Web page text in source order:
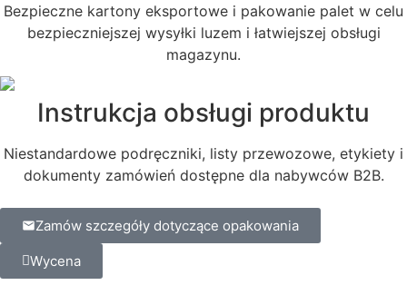
Bezpieczne kartony eksportowe i pakowanie palet w celu
bezpieczniejszej wysyłki luzem i łatwiejszej obsługi
magazynu.
Instrukcja obsługi produktu
Niestandardowe podręczniki, listy przewozowe, etykiety i
dokumenty zamówień dostępne dla nabywców B2B.
Zamów szczegóły dotyczące opakowania
Wycena